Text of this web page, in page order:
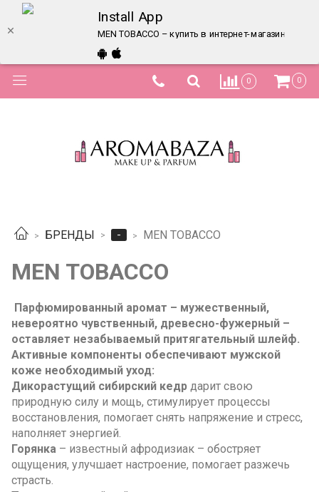
Install App
MEN TOBACCO – купить в интернет-магазине по
0 0
БРЕНДЫ - MEN TOBACCO
MEN TOBACCO
Парфюмированный аромат – мужественный,
невероятно чувственный, древесно-фужерный –
оставляет незабываемый притягательный шлейф.
Активные компоненты обеспечивают мужской
коже необходимый уход:
Дикорастущий сибирский кедр дарит свою
природную силу и мощь, стимулирует процессы
восстановления, помогает снять напряжение и стресс,
наполняет энергией.
Горянка – известный афродизиак – обостряет
ощущения, улучшает настроение, помогает разжечь
страсть.